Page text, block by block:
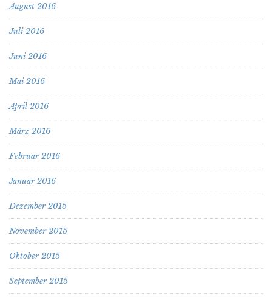
August 2016
Juli 2016
Juni 2016
Mai 2016
April 2016
März 2016
Februar 2016
Januar 2016
Dezember 2015
November 2015
Oktober 2015
September 2015